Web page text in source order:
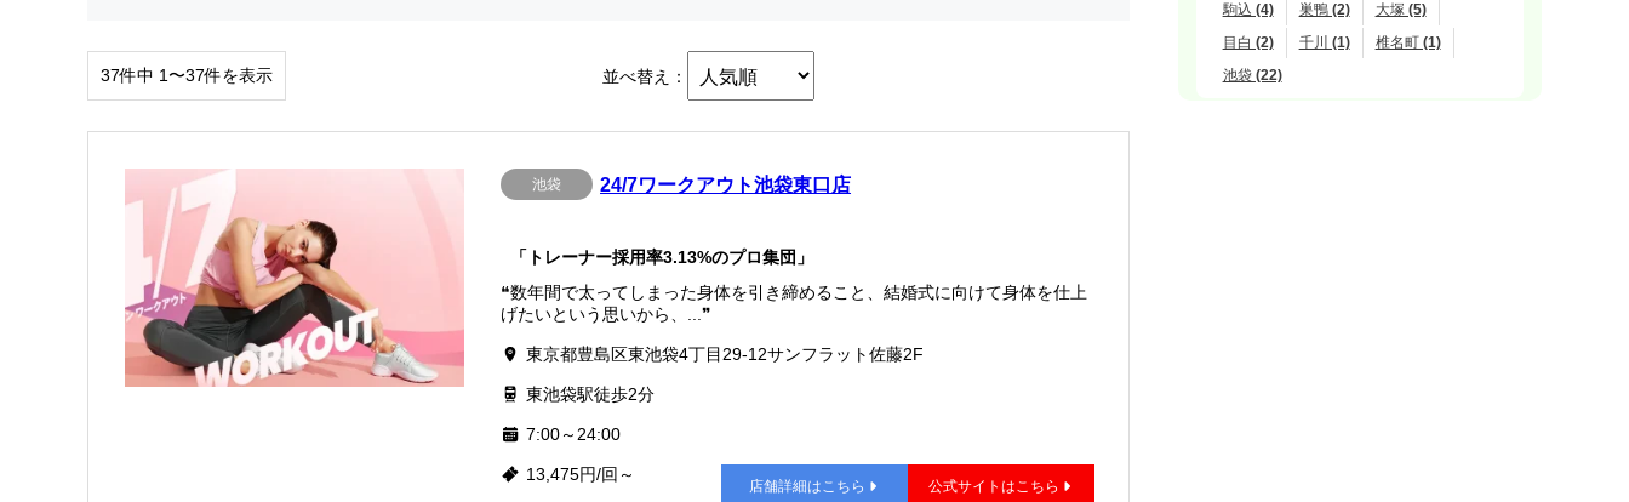
37件中 1〜37件を表示 並べ替え：
池袋 24/7ワークアウト池袋東口店
「トレーナー採用率3.13%のプロ集団」
❝数年間で太ってしまった身体を引き締めること、結婚式に向けて身体を仕上
げたいという思いから、...❞
東京都豊島区東池袋4丁目29-12サンフラット佐藤2F
東池袋駅徒歩2分
7:00～24:00
13,475円/回～
店舗詳細はこちら 公式サイトはこちら
駒込 (4) 巣鴨 (2)
大塚 (5)
目白 (2)
千川 (1)
椎名町 (1)
池袋 (22)